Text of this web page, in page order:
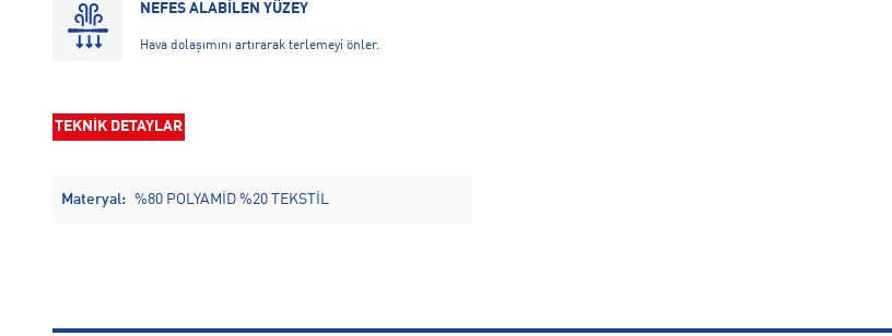
NEFES ALABİLEN YÜZEY
Hava dolaşımını artırarak terlemeyi önler.
TEKNİK DETAYLAR
Materyal: %80 POLYAMİD %20 TEKSTİL